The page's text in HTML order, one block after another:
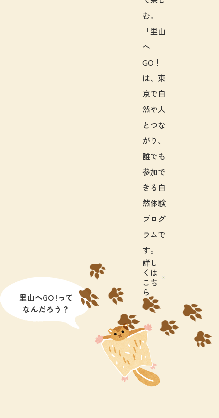
む。
「里山
へ
GO！」
は、東
京で自
然や人
とつな
がり、
誰でも
参加で
きる自
然体験
プログ
ラムで
す。
詳し
くは
こち
ら
里山へGO !って
なんだろう？